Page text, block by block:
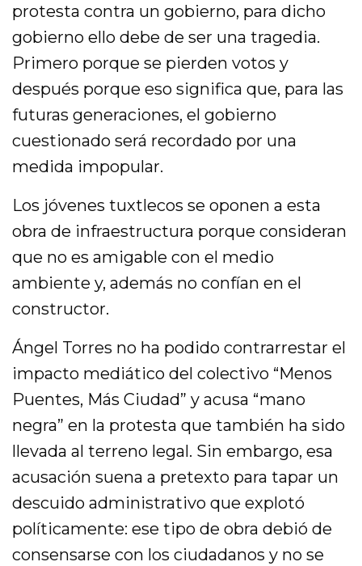
protesta contra un gobierno, para dicho
gobierno ello debe de ser una tragedia.
Primero porque se pierden votos y
después porque eso significa que, para las
futuras generaciones, el gobierno
cuestionado será recordado por una
medida impopular.
Los jóvenes tuxtlecos se oponen a esta
obra de infraestructura porque consideran
que no es amigable con el medio
ambiente y, además no confían en el
constructor.
Ángel Torres no ha podido contrarrestar el
impacto mediático del colectivo “Menos
Puentes, Más Ciudad” y acusa “mano
negra” en la protesta que también ha sido
llevada al terreno legal. Sin embargo, esa
acusación suena a pretexto para tapar un
descuido administrativo que explotó
políticamente: ese tipo de obra debió de
consensarse con los ciudadanos y no se